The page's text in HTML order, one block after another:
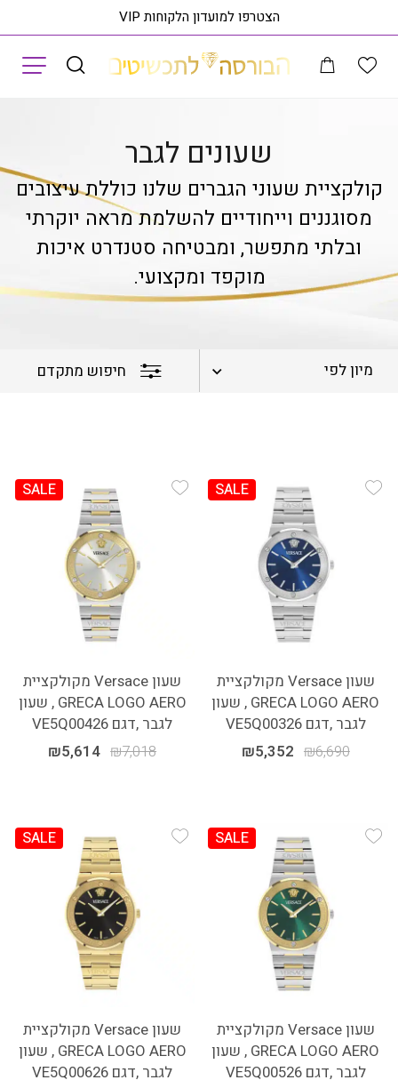
הצטרפו למועדון הלקוחות VIP
שעונים לגבר
קולקציית שעוני הגברים שלנו כוללת עיצובים
מסוגננים וייחודיים להשלמת מראה יוקרתי
ובלתי מתפשר, ומבטיחה סטנדרט איכות
מוקפד ומקצועי.
מיון לפי חיפוש מתקדם
Add Wishlist
SALE
שעון Versace מקולקציית
GRECA LOGO AERO , שעון
לגבר ,דגם VE5Q00326
₪6,690
₪5,352
Add Wishlist
SALE
שעון Versace מקולקציית
GRECA LOGO AERO , שעון
לגבר ,דגם VE5Q00426
₪7,018
₪5,614
Add Wishlist
SALE
שעון Versace מקולקציית
GRECA LOGO AERO , שעון
לגבר ,דגם VE5Q00526
Add Wishlist
SALE
שעון Versace מקולקציית
GRECA LOGO AERO , שעון
לגבר ,דגם VE5Q00626